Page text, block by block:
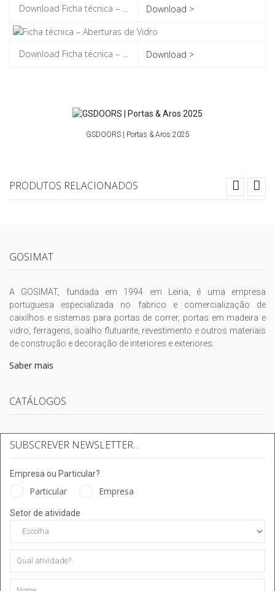
Download >
Download >
GSDOORS | Portas & Aros 2025
PRODUTOS RELACIONADOS
GOSIMAT
A GOSIMAT, fundada em 1994 em Leiria, é uma empresa
portuguesa especializada no fabrico e comercialização de
caixilhos e sistemas para portas de correr, portas em madeira e
vidro, ferragens, soalho flutuante, revestimento e outros materiais
de construção e decoração de interiores e exteriores.
Saber mais
CATÁLOGOS
SUBSCREVER NEWSLETTER...
Empresa ou Particular?
Particular Empresa
Setor de atividade